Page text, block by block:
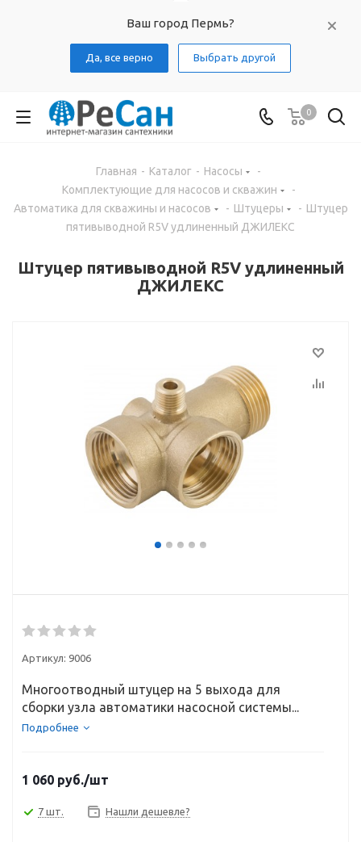
Ваш город Пермь?
Да, все верно Выбрать другой
0
Главная - Каталог - Насосы
-
Комплектующие для насосов и скважин
-
Автоматика для скважины и насосов
- Штуцеры - Штуцер
пятивыводной R5V удлиненный ДЖИЛЕКС
Штуцер пятивыводной R5V удлиненный
ДЖИЛЕКС
Артикул: 9006
Многоотводный штуцер на 5 выхода для
сборки узла автоматики насосной системы...
Подробнее
1 060 руб./шт
7 шт. Нашли дешевле?